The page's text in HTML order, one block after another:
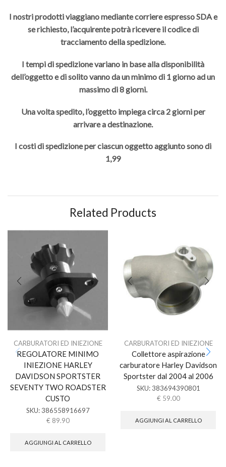
I nostri prodotti viaggiano mediante corriere espresso SDA e
se richiesto, l’acquirente potrà ricevere il codice di
tracciamento della spedizione.
I tempi di spedizione variano in base alla disponibilità
dell’oggetto e di solito vanno da un minimo di 1 giorno ad un
massimo di 8 giorni.
Una volta spedito, l’oggetto impiega circa 2 giorni per
arrivare a destinazione.
I costi di spedizione per ciascun oggetto aggiunto sono di
1,99
Related Products
CARBURATORI ED INIEZIONE
REGOLATORE MINIMO
INIEZIONE HARLEY
DAVIDSON SPORTSTER
SEVENTY TWO ROADSTER
CUSTO
SKU: 386558916697
€ 89.90
AGGIUNGI AL CARRELLO
CARBURATORI ED INIEZIONE
Collettore aspirazione
carburatore Harley Davidson
Sportster dal 2004 al 2006
SKU: 383694390801
€ 59.00
AGGIUNGI AL CARRELLO